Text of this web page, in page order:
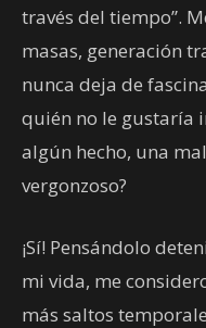
través del tiempo”.
masas, generación
nunca deja de
quién no le gustaría
algún hecho, una
vergonzoso?
¡Sí! Pensándolo
mi vida, me
más saltos